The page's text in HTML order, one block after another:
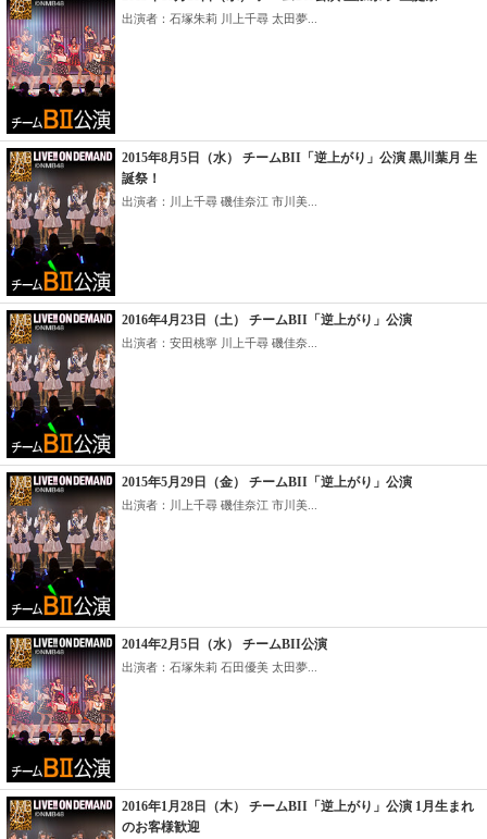
出演者：石塚朱莉 川上千尋 太田夢...
2015年8月5日（水） チームBII「逆上がり」公演 黒川葉月 生
誕祭！
出演者：川上千尋 磯佳奈江 市川美...
2016年4月23日（土） チームBII「逆上がり」公演
出演者：安田桃寧 川上千尋 磯佳奈...
2015年5月29日（金） チームBII「逆上がり」公演
出演者：川上千尋 磯佳奈江 市川美...
2014年2月5日（水） チームBII公演
出演者：石塚朱莉 石田優美 太田夢...
2016年1月28日（木） チームBII「逆上がり」公演 1月生まれ
のお客様歓迎